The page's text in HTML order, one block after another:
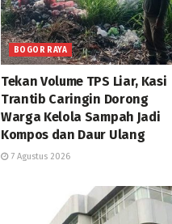
BOGOR RAYA
Tekan Volume TPS Liar, Kasi
Trantib Caringin Dorong
Warga Kelola Sampah Jadi
Kompos dan Daur Ulang
7 Agustus 2026